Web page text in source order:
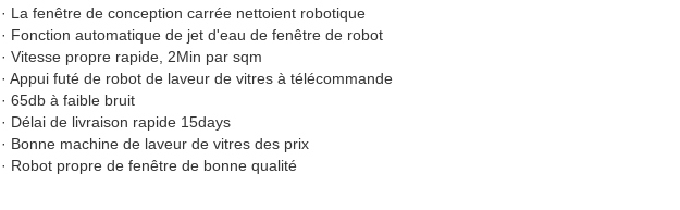
· La fenêtre de conception carrée nettoient robotique
· Fonction automatique de jet d'eau de fenêtre de robot
· Vitesse propre rapide, 2Min par sqm
· Appui futé de robot de laveur de vitres à télécommande
· 65db à faible bruit
· Délai de livraison rapide 15days
· Bonne machine de laveur de vitres des prix
· Robot propre de fenêtre de bonne qualité